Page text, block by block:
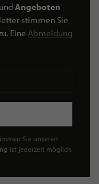
undAngeboten
stimmen Sie
Eine Abmeldung
Sie unseren
ist jederzeit möglich.